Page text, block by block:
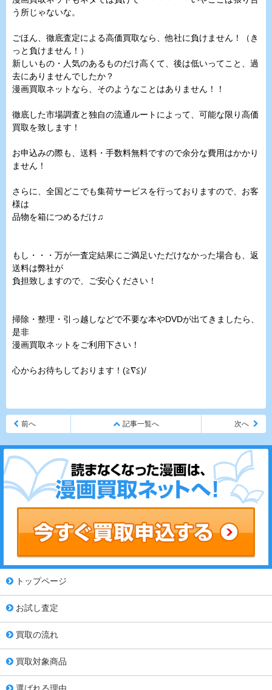
う所じゃないな。
ごほん、徹底査定による高価買取なら、他社に負けません！（き
っと負けません！）
新しいもの・人気のあるものだけ高くて、後は低いってこと、過
去にありませんでしたか？
漫画買取ネットなら、そのようなことはありません！！
徹底した市場調査と独自の流通ルートによって、可能な限り高価
買取を致します！
お申込みの際も、送料・手数料無料ですので余分な費用はかかり
ません！
さらに、全国どこでも集荷サービスを行っておりますので、お客
様は
品物を箱につめるだけ♫
もし・・・万が一査定結果にご満足いただけなかった場合も、返
送料は弊社が
負担致しますので、ご安心ください！
掃除・整理・引っ越しなどで不要な本やDVDが出てきましたら、
是非
漫画買取ネットをご利用下さい！
心からお待ちしております！(≧∇≦)/
前へ 記事一覧へ 次へ
トップページ
お試し査定
買取の流れ
買取対象商品